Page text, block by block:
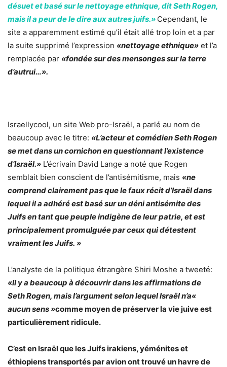
désuet et basé sur le nettoyage ethnique, dit Seth Rogen,
mais il a peur de le dire aux autres juifs.» Cependant, le
site a apparemment estimé qu’il était allé trop loin et a par
la suite supprimé l’expression «nettoyage ethnique» et l’a
remplacée par «fondée sur des mensonges sur la terre
d’autrui…».
Israellycool, un site Web pro-Israël, a parlé au nom de
beaucoup avec le titre: «L’acteur et comédien Seth Rogen
se met dans un cornichon en questionnant l’existence
d’Israël.» L’écrivain David Lange a noté que Rogen
semblait bien conscient de l’antisémitisme, mais «ne
comprend clairement pas que le faux récit d’Israël dans
lequel il a adhéré est basé sur un déni antisémite des
Juifs en tant que peuple indigène de leur patrie, et est
principalement promulguée par ceux qui détestent
vraiment les Juifs. »
L’analyste de la politique étrangère Shiri Moshe a tweeté:
«Il y a beaucoup à découvrir dans les affirmations de
Seth Rogen, mais l’argument selon lequel Israël n’a«
aucun sens »comme moyen de préserver la vie juive est
particulièrement ridicule.
C’est en Israël que les Juifs irakiens, yéménites et
éthiopiens transportés par avion ont trouvé un havre de